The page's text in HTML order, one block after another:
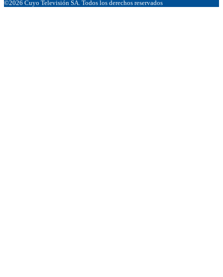
©2026 Cuyo Televisión SA. Todos los derechos reservados